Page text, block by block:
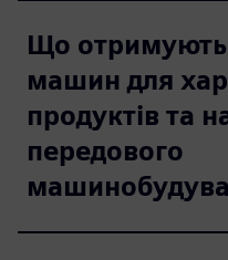
Що
машин для
продуктів та
передового